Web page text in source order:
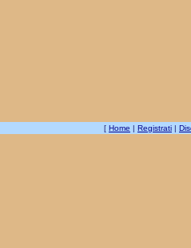
[ Home | Registrati |